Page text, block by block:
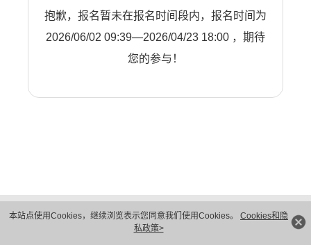
本站点使用Cookies，继续浏览表示您同意我们使用Cookies。 Cookies和隐
私政策>
抱歉，报名暂未在报名时间段内，报名时间为
2026/06/02 09:39—2026/04/23 18:00 ，期待
您的参与！
隐私保护
法律声明